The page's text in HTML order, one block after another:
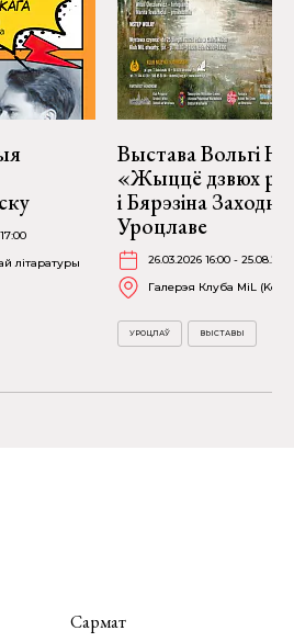
літаратуры
Выстава Вольгі
«Жыццё дзвюх
і Бярэзіна
Уроцлаве
26.03.2026 16:00 -
Галерэя Клуба MiL
УРОЦЛАЎ ВЫСТАВЫ
Сармат